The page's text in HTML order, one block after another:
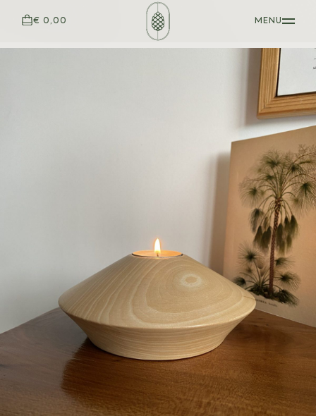
€ 0,00 MENU
STYLOS EN BOIS
BARON
BOLT
ATELIER